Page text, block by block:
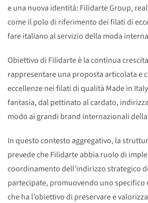
e una nuova identità: Filidarte Group,
come il polo di riferimento dei filati di
fare italiano al servizio della moda
Obiettivo di Filidarte è la continua
rappresentare una proposta articolata e
eccellenze nei filati di qualità Made in
fantasia, dal pettinato al cardato,
modo ai grandi brand internazionali
In questo contesto aggregativo, la
prevede che Filidarte abbia ruolo di
coordinamento dell’indirizzo strategico
partecipate, promuovendo uno specifico
che ha l’obiettivo di preservare e